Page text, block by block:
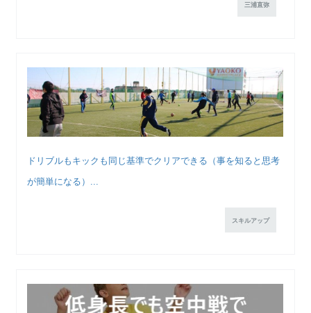
三浦直弥
ドリブルもキックも同じ基準でクリアできる（事を知ると思考
が簡単になる）...
スキルアップ